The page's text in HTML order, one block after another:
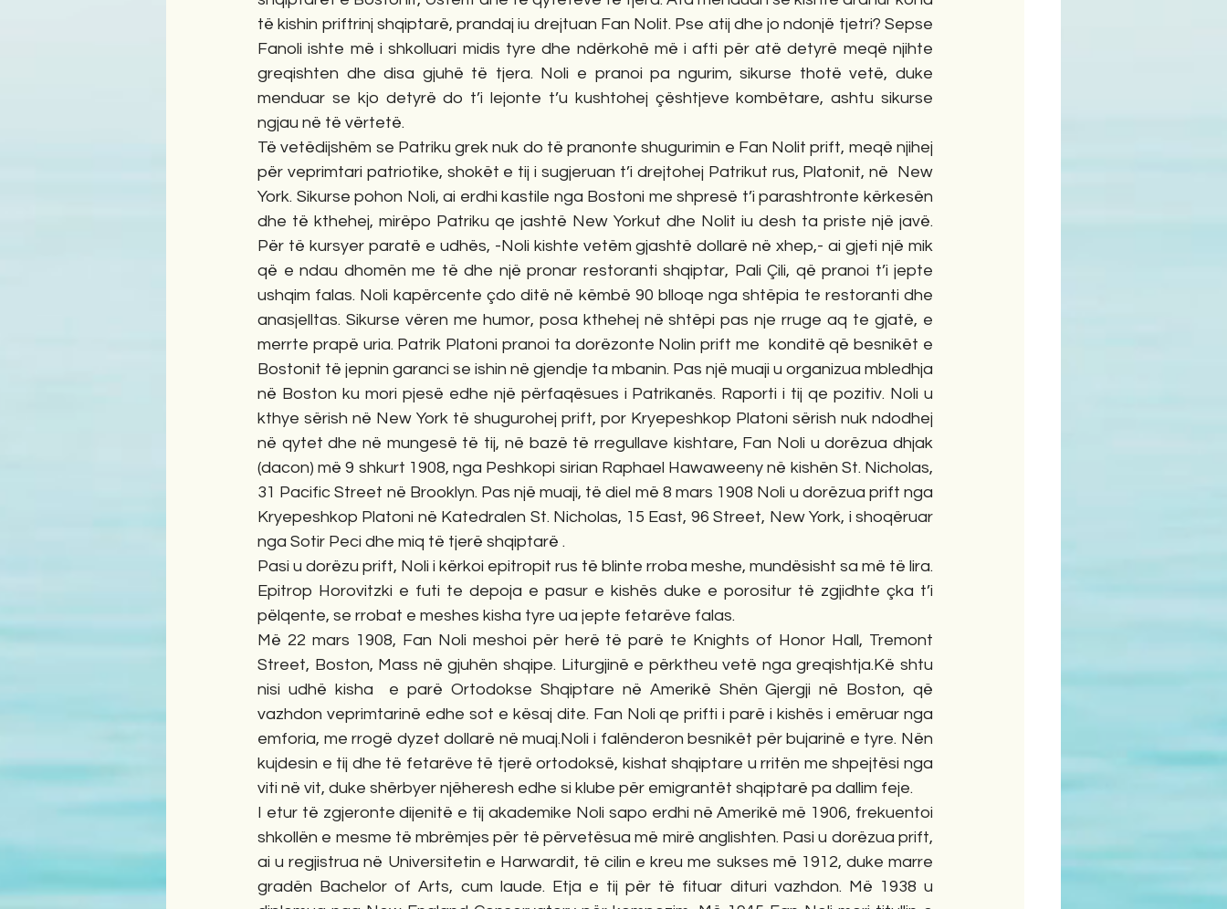
të kishin priftrinj shqiptarë, prandaj iu drejtuan Fan Nolit. Pse atij dhe jo ndonjë tjetri? Sepse
Fanoli ishte më i shkolluari midis tyre dhe ndërkohë më i afti për atë detyrë meqë njihte
greqishten dhe disa gjuhë të tjera. Noli e pranoi pa ngurim, sikurse thotë vetë, duke
menduar se kjo detyrë do t’i lejonte t’u kushtohej çështjeve kombëtare, ashtu sikurse
ngjau në të vërtetë.
Të vetëdijshëm se Patriku grek nuk do të pranonte shugurimin e Fan Nolit prift, meqë njihej
për veprimtari patriotike, shokët e tij i sugjeruan t’i drejtohej Patrikut rus, Platonit, në  New
York. Sikurse pohon Noli, ai erdhi kastile nga Bostoni me shpresë t’i parashtronte kërkesën
dhe të kthehej, mirëpo Patriku qe jashtë New Yorkut dhe Nolit iu desh ta priste një javë.
Për të kursyer paratë e udhës, -Noli kishte vetëm gjashtë dollarë në xhep,- ai gjeti një mik
që e ndau dhomën me të dhe një pronar restoranti shqiptar, Pali Çili, që pranoi t’i jepte
ushqim falas. Noli kapërcente çdo ditë në këmbë 90 blloqe nga shtëpia te restoranti dhe
anasjelltas. Sikurse vëren me humor, posa kthehej në shtëpi pas nje rruge aq te gjatë, e
merrte prapë uria. Patrik Platoni pranoi ta dorëzonte Nolin prift me  konditë që besnikët e
Bostonit të jepnin garanci se ishin në gjendje ta mbanin. Pas një muaji u organizua mbledhja
në Boston ku mori pjesë edhe një përfaqësues i Patrikanës. Raporti i tij qe pozitiv. Noli u
kthye sërish në New York të shugurohej prift, por Kryepeshkop Platoni sërish nuk ndodhej
në qytet dhe në mungesë të tij, në bazë të rregullave kishtare, Fan Noli u dorëzua dhjak
(dacon) më 9 shkurt 1908, nga Peshkopi sirian Raphael Hawaweeny në kishën St. Nicholas,
31 Pacific Street në Brooklyn. Pas një muaji, të diel më 8 mars 1908 Noli u dorëzua prift nga
Kryepeshkop Platoni në Katedralen St. Nicholas, 15 East, 96 Street, New York, i shoqëruar
nga Sotir Peci dhe miq të tjerë shqiptarë .
Pasi u dorëzu prift, Noli i kërkoi epitropit rus të blinte rroba meshe, mundësisht sa më të lira.
Epitrop Horovitzki e futi te depoja e pasur e kishës duke e porositur të zgjidhte çka t’i
pëlqente, se rrobat e meshes kisha tyre ua jepte fetarëve falas.
Më 22 mars 1908, Fan Noli meshoi për herë të parë te Knights of Honor Hall, Tremont
Street, Boston, Mass në gjuhën shqipe. Liturgjinë e përktheu vetë nga greqishtja.Kë shtu
nisi udhë kisha  e parë Ortodokse Shqiptare në Amerikë Shën Gjergji në Boston, që
vazhdon veprimtarinë edhe sot e kësaj dite. Fan Noli qe prifti i parë i kishës i emëruar nga
emforia, me rrogë dyzet dollarë në muaj.Noli i falënderon besnikët për bujarinë e tyre. Nën
kujdesin e tij dhe të fetarëve të tjerë ortodoksë, kishat shqiptare u rritën me shpejtësi nga
viti në vit, duke shërbyer njëheresh edhe si klube për emigrantët shqiptarë pa dallim feje.
I etur të zgjeronte dijenitë e tij akademike Noli sapo erdhi në Amerikë më 1906, frekuentoi
shkollën e mesme të mbrëmjes për të përvetësua më mirë anglishten. Pasi u dorëzua prift,
ai u regjistrua në Universitetin e Harwardit, të cilin e kreu me sukses më 1912, duke marre
gradën Bachelor of Arts, cum laude. Etja e tij për të fituar dituri vazhdon. Më 1938 u